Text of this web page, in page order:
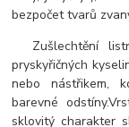
bezpočet tvarů
Zušlechtění
pryskyřičných
nebo nástřikem,
barevné odstíny.
sklovitý charakter